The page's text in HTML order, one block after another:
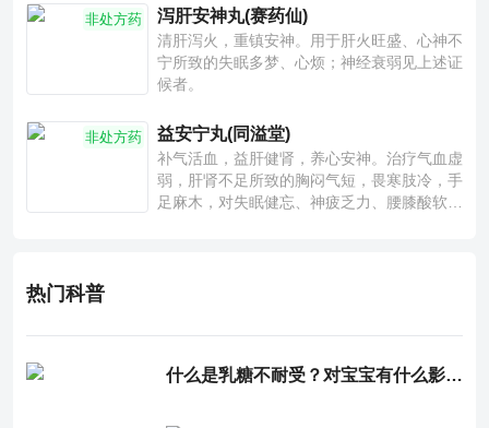
非处方药 泻肝安神丸(赛药仙)
清肝泻火，重镇安神。用于肝火旺盛、心神不
宁所致的失眠多梦、心烦；神经衰弱见上述证
候者。
非处方药 益安宁丸(同溢堂)
补气活血，益肝健肾，养心安神。治疗气血虚
弱，肝肾不足所致的胸闷气短，畏寒肢冷，手
足麻木，对失眠健忘、神疲乏力、腰膝酸软也
热门科普
什么是乳糖不耐受？对宝宝有什么影响？